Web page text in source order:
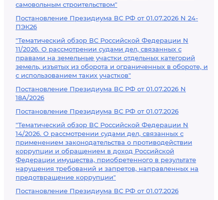
самовольным строительством"
Постановление Президиума ВС РФ от 01.07.2026 N 24-
ПЭК26
"Тематический обзор ВС Российской Федерации N
11/2026. О рассмотрении судами дел, связанных с
правами на земельные участки отдельных категорий
земель, изъятых из оборота и ограниченных в обороте, и
с использованием таких участков"
Постановление Президиума ВС РФ от 01.07.2026 N
18А/2026
Постановление Президиума ВС РФ от 01.07.2026
"Тематический обзор ВС Российской Федерации N
14/2026. О рассмотрении судами дел, связанных с
применением законодательства о противодействии
коррупции и обращением в доход Российской
Федерации имущества, приобретенного в результате
нарушения требований и запретов, направленных на
предотвращение коррупции"
Постановление Президиума ВС РФ от 01.07.2026